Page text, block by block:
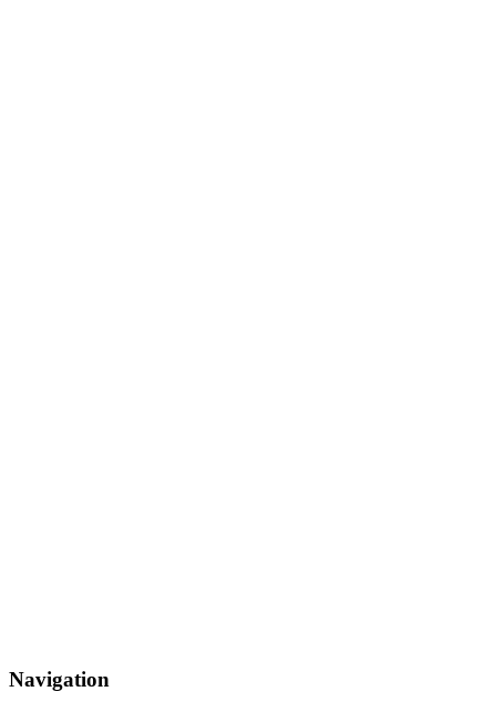
Navigation